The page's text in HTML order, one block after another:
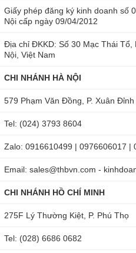
Giấy phép đăng ký kinh doanh số
Nội cấp ngày 09/04/2012
Địa chỉ ĐKKD: Số 30 Mạc Thái
Nội, Việt Nam
CHI NHÁNH HÀ NỘI
579 Phạm Văn Đồng, P. Xuân Đỉnh
Tel: (024) 3793 8604
Zalo: 0916610499 | 0976606017 |
Email: sales@thbvn.com -
CHI NHÁNH HỒ CHÍ MINH
275F Lý Thường Kiệt, P. Phú Thọ
Tel: (028) 6686 0682